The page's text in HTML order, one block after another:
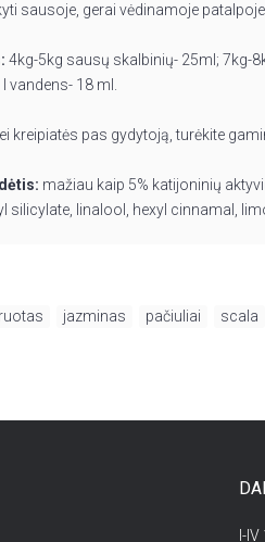
sausoje, gerai vėdinamoje
4kg-5kg sausų skalbinių- 25ml; 7kg-
vandens- 18 ml.
kreipiatės pas gydytoją, turėkite
mažiau kaip 5% katijoninių
silicylate, linalool, hexyl cinnamal,
jazminas pačiuliai scala
I-